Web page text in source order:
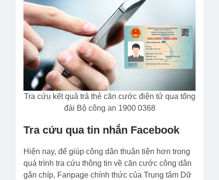
Tra cứu kết quả trả thẻ căn cước điện tử qua tổng
đài Bộ công an 1900 0368
Tra cứu qua tin nhắn Facebook
Hiện nay, để giúp công dân thuận tiện hơn trong
quá trình tra cứu thông tin về căn cước công dân
gắn chíp, Fanpage chính thức của Trung tâm Dữ